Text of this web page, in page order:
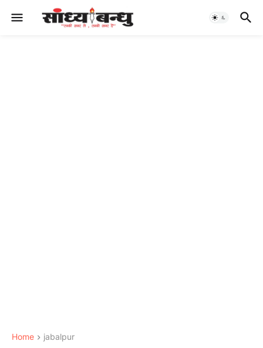
Home jabalpur